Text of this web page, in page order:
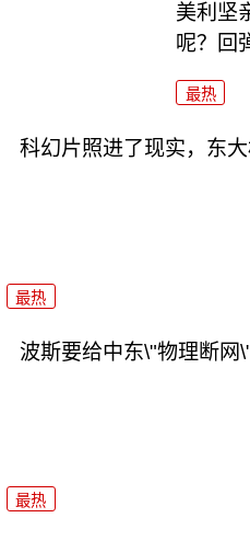
美利坚
呢？回
最热
科幻片照进了现实，东
最热
波斯要给中东\"物理断网
最热